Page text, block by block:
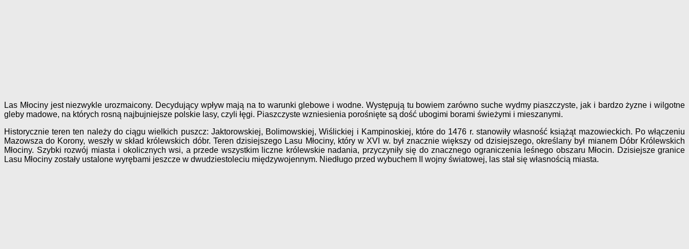
Las Młociny jest niezwykle urozmaicony. Decydujący wpływ mają na to warunki glebowe i wodne. Występują tu bowiem zarówno suche wydmy piaszczyste, jak i bardzo żyzne i wilgotne
gleby madowe, na których rosną najbujniejsze polskie lasy, czyli łęgi. Piaszczyste wzniesienia porośnięte są dość ubogimi borami świeżymi i mieszanymi.
Historycznie teren ten należy do ciągu wielkich puszcz: Jaktorowskiej, Bolimowskiej, Wiślickiej i Kampinoskiej, które do 1476 r. stanowiły własność książąt mazowieckich. Po włączeniu
Mazowsza do Korony, weszły w skład królewskich dóbr. Teren dzisiejszego Lasu Młociny, który w XVI w. był znacznie większy od dzisiejszego, określany był mianem Dóbr Królewskich
Młociny. Szybki rozwój miasta i okolicznych wsi, a przede wszystkim liczne królewskie nadania, przyczyniły się do znacznego ograniczenia leśnego obszaru Młocin. Dzisiejsze granice
Lasu Młociny zostały ustalone wyrębami jeszcze w dwudziestoleciu międzywojennym. Niedługo przed wybuchem II wojny światowej, las stał się własnością miasta.